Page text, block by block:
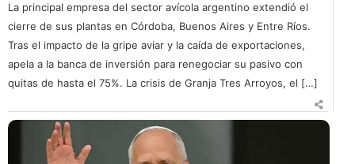
La principal empresa del sector avícola argentino extendió el
cierre de sus plantas en Córdoba, Buenos Aires y Entre Ríos.
Tras el impacto de la gripe aviar y la caída de exportaciones,
apela a la banca de inversión para renegociar su pasivo con
quitas de hasta el 75%. La crisis de Granja Tres Arroyos, el […]